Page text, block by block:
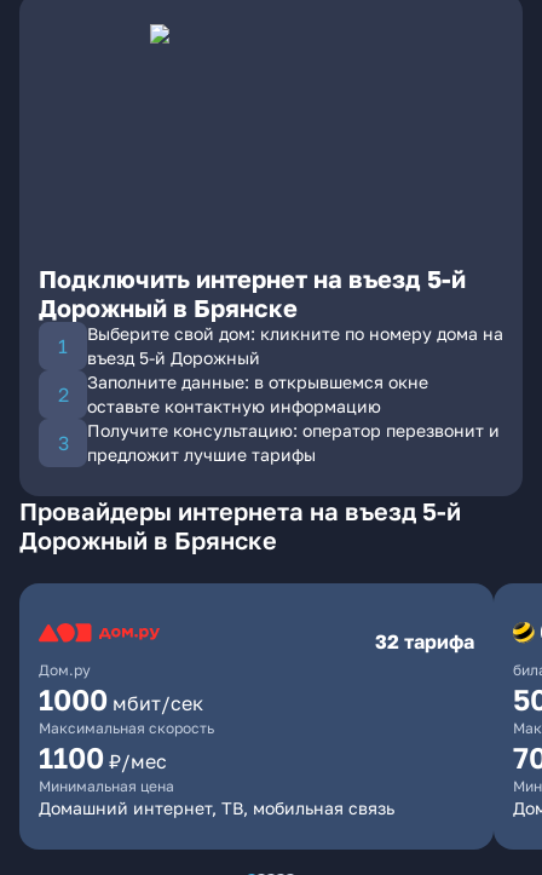
Подключить интернет на въезд 5-й
Дорожный в Брянске
Выберите свой дом: кликните по номеру дома на
въезд 5-й Дорожный
Заполните данные: в открывшемся окне
оставьте контактную информацию
Получите консультацию: оператор перезвонит и
предложит лучшие тарифы
Провайдеры интернета на въезд 5-й
Дорожный в Брянске
Дом.ру
32 тарифа
1000 мбит/сек
Максимальная скорость
1100 ₽/мес
Минимальная цена
Домашний интернет, ТВ, мобильная связь